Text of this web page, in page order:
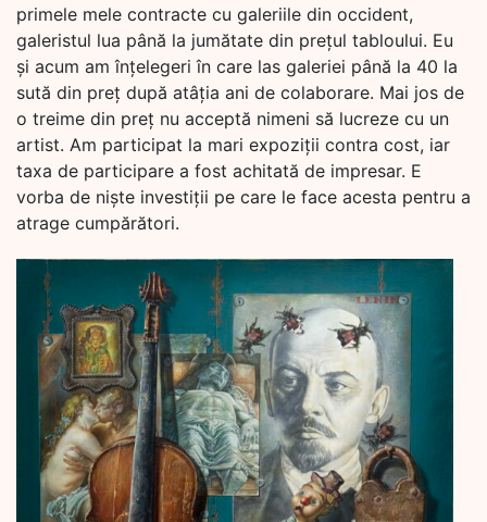
primele mele contracte cu galeriile din occident,
galeristul lua până la jumătate din prețul tabloului. Eu
și acum am înțelegeri în care las galeriei până la 40 la
sută din preț după atâția ani de colaborare. Mai jos de
o treime din preț nu acceptă nimeni să lucreze cu un
artist. Am participat la mari expoziții contra cost, iar
taxa de participare a fost achitată de impresar. E
vorba de niște investiții pe care le face acesta pentru a
atrage cumpărători.